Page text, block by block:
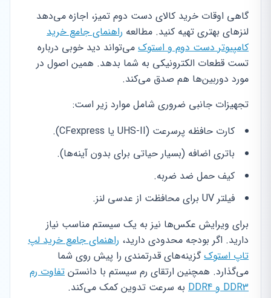
گاهی اوقات خرید کالای دست دوم تمیز، اجازه می‌دهد
لنزهای بهتری تهیه کنید. مطالعه راهنمای جامع خرید
کامپیوتر دست دوم و استوک می‌تواند دید خوبی درباره
تست قطعات الکترونیکی به شما بدهد. همین اصول در
مورد دوربین‌ها هم صدق می‌کند.
تجهیزات جانبی ضروری شامل موارد زیر است:
کارت حافظه پرسرعت (UHS-II یا CFexpress).
باتری اضافه (بسیار حیاتی برای بدون آینه‌ها).
کیف حمل ضد ضربه.
فیلتر UV برای محافظت از عدسی لنز.
برای ویرایش عکس‌ها نیز به یک سیستم مناسب نیاز
دارید. اگر بودجه محدودی دارید، راهنمای جامع خرید لپ
تاپ استوکگزینه‌های قدرتمندی را پیش روی شما
می‌گذارد. همچنین ارتقای رم سیستم با دانستن تفاوت رم
DDR3 و DDR4
به سرعت تدوین کمک می‌کند.